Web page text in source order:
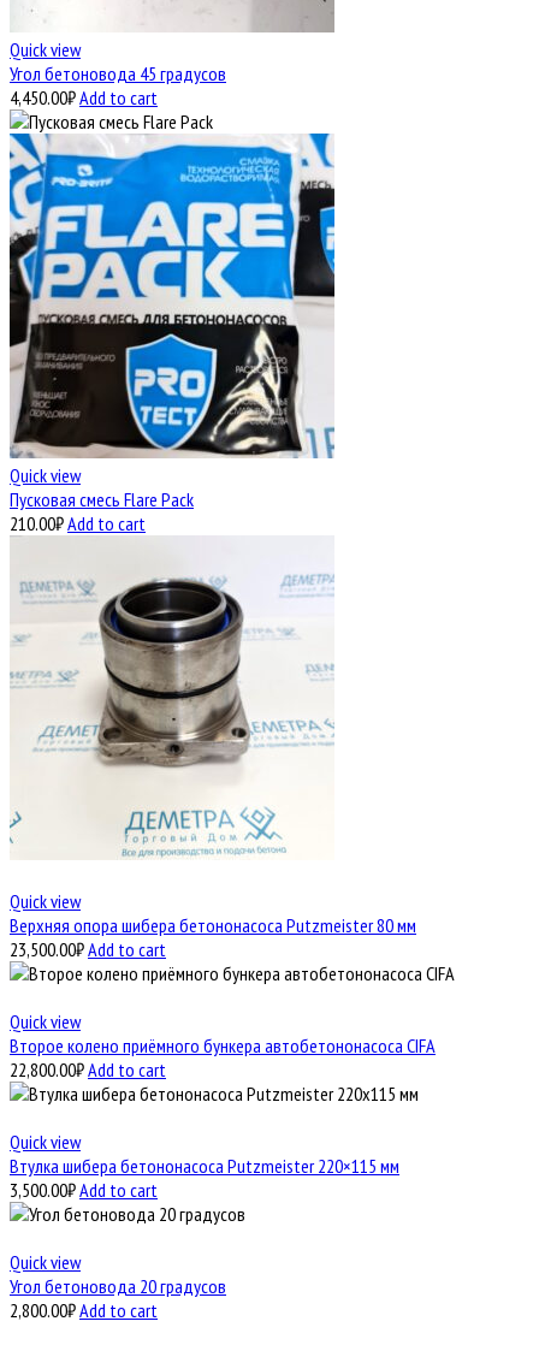
Quick view
Угол бетоновода 45 градусов
4,450.00₽Add to cart
Quick view
Пусковая смесь Flare Pack
210.00₽Add to cart
Quick view
Верхняя опора шибера бетононасоса Putzmeister 80 мм
23,500.00₽Add to cart
Quick view
Второе колено приёмного бункера автобетононасоса CIFA
22,800.00₽Add to cart
Quick view
Втулка шибера бетононасоса Putzmeister 220×115 мм
3,500.00₽Add to cart
Quick view
Угол бетоновода 20 градусов
2,800.00₽Add to cart